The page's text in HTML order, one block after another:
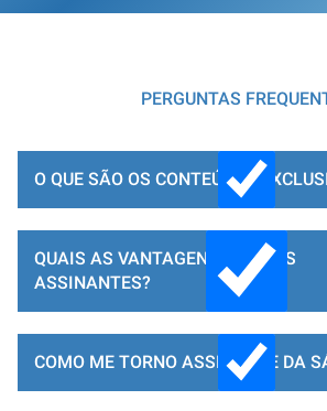
PERGUNTAS
O QUE SÃO OS CONTEÚDOS
QUAIS AS VANTAGENS PARA OS
ASSINANTES?
COMO ME TORNO ASSINANTE DA